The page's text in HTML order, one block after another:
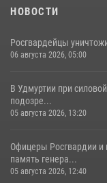
НОВОСТИ
Росгвардейцы
06 августа 2026, 05:00
В Удмуртии при
подозре...
05 августа 2026, 13:20
Офицеры Росгвардии и
память генера...
05 августа 2026, 12:40